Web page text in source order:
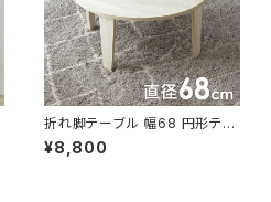
折れ脚テーブル 幅68 円形テー
ブル ローテーブル センターテー
ブル リビングテーブル 新生活
¥8,800